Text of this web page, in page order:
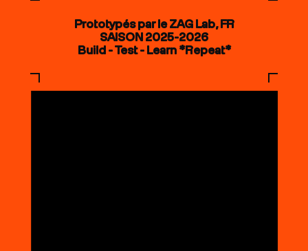
Prototypés par le ZAG Lab, FR
SAISON 2025-2026
Build - Test - Learn *Repeat*